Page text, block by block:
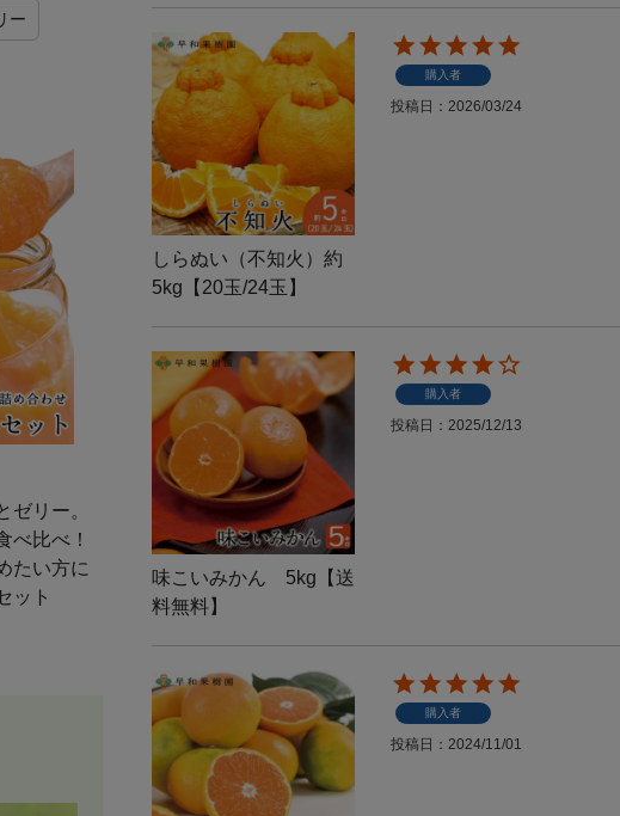
ー
ゼリー。
べ比べ！
たい方に
ット
しらぬい（不知火）約
5kg【20玉/24玉】
購入者
投稿日 2026/03/24
味こいみかん 5kg【送
料無料】
購入者
投稿日 2025/12/13
購入者
投稿日 2024/11/01